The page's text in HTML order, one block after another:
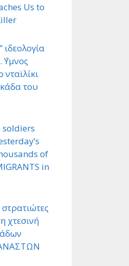
Us to
ιδεολογία
του
soldiers
of
in
χτεσινή